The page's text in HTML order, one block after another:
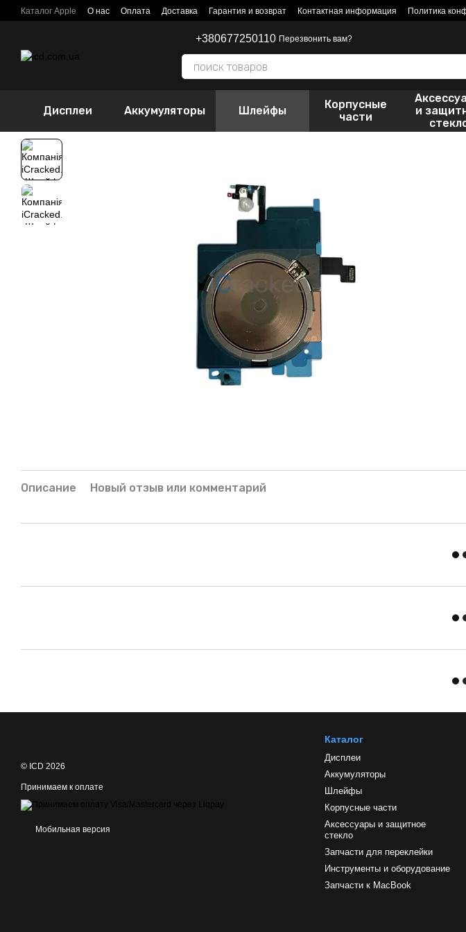
Перейти к основному контенту
Каталог Apple О нас Оплата Доставка Гарантия и возврат Контактная информация Политика
+380677250110 Перезвонить вам?
Дисплеи Аккумуляторы Шлейфы
Корпусные
части
и
Описание Новый отзыв или комментарий
© ICD 2026
Принимаем к оплате
Мобильная версия
Каталог
Дисплеи
Аккумуляторы
Шлейфы
Корпусные части
Аксессуары и защитное
стекло
Запчасти для переклейки
Инструменты и оборудование
Запчасти к MacBook